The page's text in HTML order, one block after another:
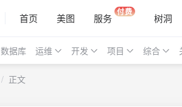
首页 美图 服务 付费 树洞
数据库 运维 开发 项目 综合
/ 正文